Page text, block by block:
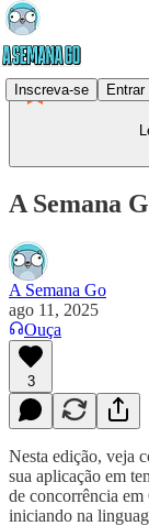
Inscreva-se Entrar
A Semana
A Semana Go
ago 11, 2025
Ouça
3
Nesta edição, veja
sua aplicação em
de concorrência em
iniciando na